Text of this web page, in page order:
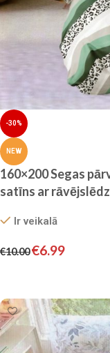
-30%
NEW
160×200 Segas
satīns ar
Ir veikalā
€10.00€6.99